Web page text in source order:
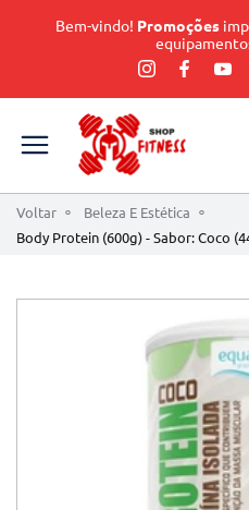
Bem-vindo! Promoções
Voltar
Beleza E Estética
Body Protein (600g) - Sabor: Coco